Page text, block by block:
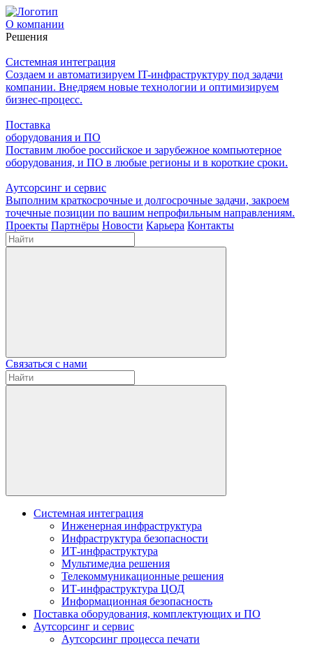
О компании
Решения
Системная интеграция
Создаем и автоматизируем IT-инфраструктуру под задачи
компании. Внедряем новые технологии и оптимизируем
бизнес-процесс.
Поставка
оборудования и ПО
Поставим любое российское и зарубежное компьютерное
оборудования, и ПО в любые регионы и в короткие сроки.
Аутсорсинг и сервис
Выполним краткосрочные и долгосрочные задачи, закроем
точечные позиции по вашим непрофильным направлениям.
Проекты Партнёры Новости Карьера Контакты
Связаться с нами
Системная интеграция
Инженерная инфраструктура
Инфраструктура безопасности
ИТ-инфраструктура
Мультимедиа решения
Телекоммуникационные решения
ИТ-инфраструктура ЦОД
Информационная безопасность
Поставка оборудования, комплектующих и ПО
Аутсорсинг и сервис
Аутсорсинг процесса печати